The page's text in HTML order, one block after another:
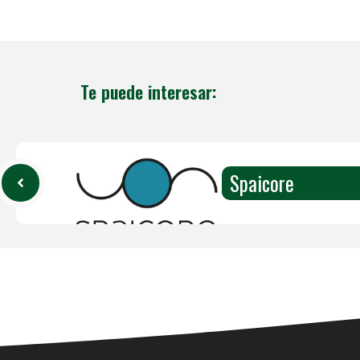
Te puede interesar:
Spaicore